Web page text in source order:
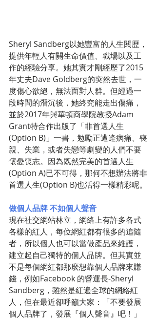
Sheryl Sandberg以她豐富的人生閱歷，
提供年輕人有關生命價值、職場以及工
作的經驗分享。她其實才剛經歷了2015
年丈夫Dave Goldberg的突然去世，一
度傷心欲絕，無法面對人群。但經過一
段時間的潛沉後，她終究能走出傷痛，
並於2017年與華頓商學院教授Adam
Grant特合作出版了「非首選人生
(Option B)」一書，勉勵正遭逢病痛、喪
親、失業，或者失戀等劇變的人們不要
懷憂喪志。因為既然完美的首選人生
(Option A)已不可得，那何不想辦法將非
首選人生(Option B)也活得一樣精彩呢。
做個人品牌 不如個人聲音
現在社交網站林立，網絡上有許多各式
各樣的紅人，每位網紅都有很多的追隨
者，所以個人也可以當做產品來維護，
建立起自己獨特的個人品牌。但其實並
不是每個網紅都那麼想靠個人品牌來賺
錢，例如Facebook 的營運長-Sheryl
Sandberg，雖然是紅遍全球的網絡紅
人，但在最近卻呼籲大家：「不要發展
個人品牌了，發展『個人聲音』吧！」